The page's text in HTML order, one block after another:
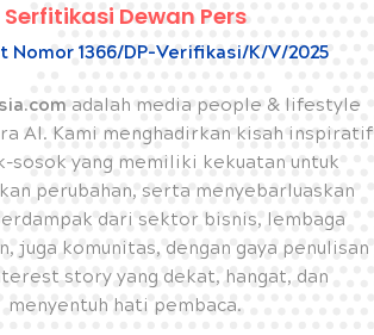
Serfitikasi Dewan Pers
Nomor 1366/DP-Verifikasi/K/V/2025
adalah media people & lifestyle
AI. Kami menghadirkan kisah inspiratif
sosok yang memiliki kekuatan untuk
perubahan, serta menyebarluaskan
dari sektor bisnis, lembaga
juga komunitas, dengan gaya penulisan
story yang dekat, hangat, dan
menyentuh hati pembaca.